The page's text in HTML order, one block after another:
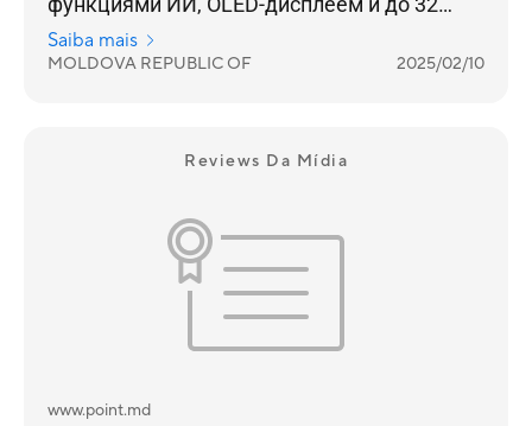
часов автономной работы.
Saiba mais
MOLDOVA REPUBLIC OF 2025/02/10
Reviews Da Mídia
www.point.md